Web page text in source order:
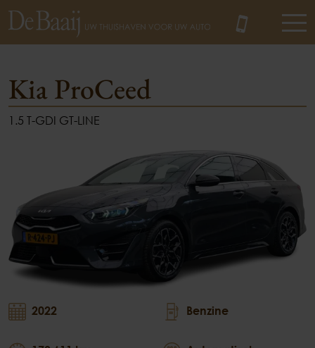
Kia ProCeed
1.5 T-GDI GT-LINE
2022 Benzine